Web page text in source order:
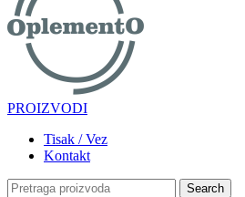
PROIZVODI
Tisak / Vez
Kontakt
Search